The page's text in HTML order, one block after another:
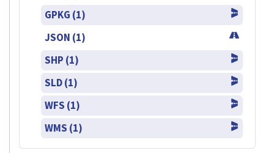
GPKG (1)
JSON (1)
SHP (1)
SLD (1)
WFS (1)
WMS (1)